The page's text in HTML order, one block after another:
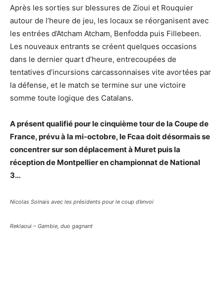
Après les sorties sur blessures de Zioui et Rouquier
autour de l’heure de jeu, les locaux se réorganisent avec
les entrées d’Atcham Atcham, Benfodda puis Fillebeen.
Les nouveaux entrants se créent quelques occasions
dans le dernier quart d’heure, entrecoupées de
tentatives d’incursions carcassonnaises vite avortées par
la défense, et le match se termine sur une victoire
somme toute logique des Catalans.
A présent qualifié pour le cinquième tour de la Coupe de
France, prévu à la mi-octobre, le Fcaa doit désormais se
concentrer sur son déplacement à Muret puis la
réception de Montpellier en championnat de National
3…
Nicolas Solnais avec les présidents pour le coup d’envoi
Reklaoui – Gambie, duo gagnant